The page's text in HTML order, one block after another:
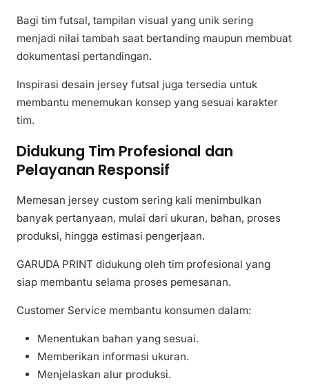
Bagi tim futsal, tampilan visual yang unik sering
menjadi nilai tambah saat bertanding maupun membuat
dokumentasi pertandingan.
Inspirasi desain jersey futsal juga tersedia untuk
membantu menemukan konsep yang sesuai karakter
tim.
Didukung Tim Profesional dan
Pelayanan Responsif
Memesan jersey custom sering kali menimbulkan
banyak pertanyaan, mulai dari ukuran, bahan, proses
produksi, hingga estimasi pengerjaan.
GARUDA PRINT didukung oleh tim profesional yang
siap membantu selama proses pemesanan.
Customer Service membantu konsumen dalam:
Menentukan bahan yang sesuai.
Memberikan informasi ukuran.
Menjelaskan alur produksi.